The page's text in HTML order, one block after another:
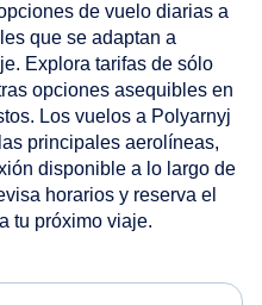
de vuelo diarias a
que se adaptan a
Explora tarifas de sólo
opciones asequibles en
Los vuelos a Polyarnyj
principales aerolíneas,
disponible a lo largo de
horarios y reserva el
tu próximo viaje.